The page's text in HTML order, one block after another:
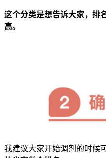
这个分类是想告诉大家，排
高。
我建议大家开始调剂的时候